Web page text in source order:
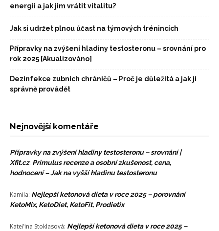
energii a jak jim vrátit vitalitu?
Jak si udržet plnou účast na týmových trénincích
Přípravky na zvýšení hladiny testosteronu – srovnání pro
rok 2025 [Akualizováno]
Dezinfekce zubních chráničů – Proč je důležitá a jak ji
správně provádět
Nejnovější komentáře
Přípravky na zvýšení hladiny testosteronu – srovnání |
Xfit.cz: Primulus recenze a osobní zkušenost, cena,
hodnocení – Jak na vyšší hladinu testosteronu
Kamila: Nejlepší ketonová dieta v roce 2025 – porovnání
KetoMix, KetoDiet, KetoFit, Prodietix
Kateřina Stoklasová: Nejlepší ketonová dieta v roce 2025 –